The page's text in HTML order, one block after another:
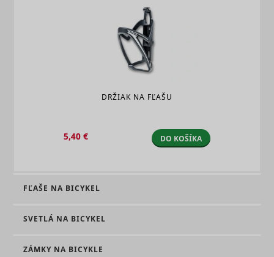
DRŽIAK NA FĽAŠU
5,40 € DO KOŠÍKA
FĽAŠE NA BICYKEL
SVETLÁ NA BICYKEL
ZÁMKY NA BICYKLE